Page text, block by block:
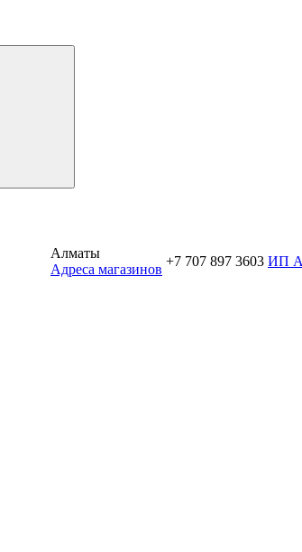
Алматы
Aдреса магазинов
+7 707 897 3603 ИП